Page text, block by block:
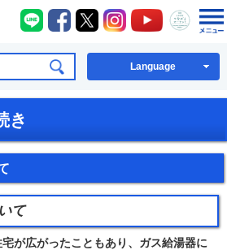
公式ホームページ
八千代町LINE
八千代町Facebook
八千代町X八千代町Instagram
八千代町
八千
Language
き
て
が広がったこともあり、ガス給湯器に